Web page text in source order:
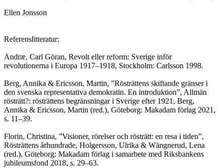
Ellen Jonsson
Referenslitteratur:
Andræ, Carl Göran, Revolt eller reform: Sverige inför
revolutionerna i Europa 1917–1918, Stockholm: Carlsson 1998.
Berg, Annika & Ericsson, Martin, ”Rösträttens skiftande gränser i
den svenska representativa demokratin. En introduktion”, Allmän
rösträtt?: rösträttens begränsningar i Sverige efter 1921, Berg,
Annika & Ericsson, Martin (red.), Göteborg: Makadam förlag 2021,
s. 11–39.
Florin, Christina, ”Visioner, rörelser och rösträtt: en resa i tiden”,
Rösträttens århundrade, Holgersson, Ulrika & Wängnerud, Lena
(red.), Göteborg: Makadam förlag i samarbete med Riksbankens
jubileumsfond 2018, s. 29–63.